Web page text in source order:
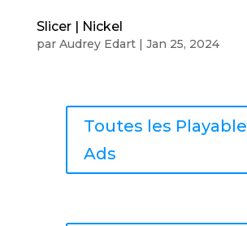
Slicer | Nickel
par Audrey Edart| Jan 25, 2024
Toutes les Playable
Ads